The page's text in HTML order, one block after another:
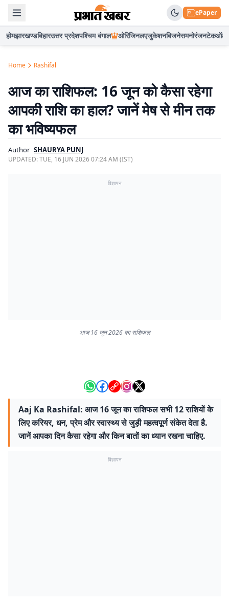
ePaper
होमझारखण्डबिहारउत्तर प्रदेशपश्चिम बंगाल ओरिजिनलएजुकेशनबिजनेसमनोरंजनटेकऑटो
Home Rashifal
आज का राशिफल: 16 जून को कैसा रहेगा
आपकी राशि का हाल? जानें मेष से मीन तक
का भविष्यफल
Author SHAURYA PUNJ
UPDATED:TUE, 16 JUN 2026 07:24 AM (IST)
विज्ञापन
आज 16 जून 2026 का राशिफल
Aaj Ka Rashifal: आज 16 जून का राशिफल सभी 12 राशियों के
लिए करियर, धन, प्रेम और स्वास्थ्य से जुड़ी महत्वपूर्ण संकेत देता है.
जानें आपका दिन कैसा रहेगा और किन बातों का ध्यान रखना चाहिए.
विज्ञापन